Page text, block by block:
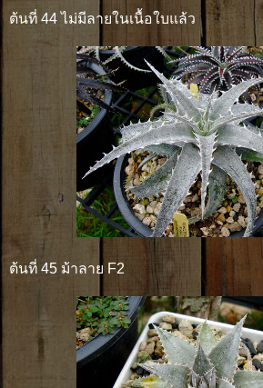
ต้นที่ 44 ไม่มีลายในเนื้อใบแล้ว
ต้นที่ 45 ม้าลาย F2